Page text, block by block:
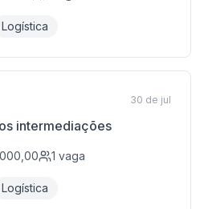
Logística
intermediações
1 vaga
Logística
30 de jul